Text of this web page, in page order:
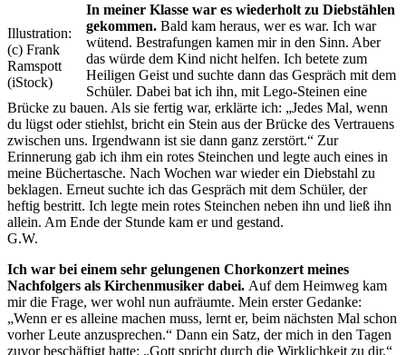
Illustration:
(c) Frank
Ramspott
(iStock)
In meiner Klasse war es wiederholt zu Diebstählen
gekommen. Bald kam heraus, wer es war. Ich war
wütend. Bestrafungen kamen mir in den Sinn. Aber
das würde dem Kind nicht helfen. Ich betete zum
Heiligen Geist und suchte dann das Gespräch mit dem
Schüler. Dabei bat ich ihn, mit Lego-Steinen eine
Brücke zu bauen. Als sie fertig war, erklärte ich: „Jedes Mal, wenn
du lügst oder stiehlst, bricht ein Stein aus der Brücke des Vertrauens
zwischen uns. Irgendwann ist sie dann ganz zerstört.“ Zur
Erinnerung gab ich ihm ein rotes Steinchen und legte auch eines in
meine Büchertasche. Nach Wochen war wieder ein Diebstahl zu
beklagen. Erneut suchte ich das Gespräch mit dem Schüler, der
heftig bestritt. Ich legte mein rotes Steinchen neben ihn und ließ ihn
allein. Am Ende der Stunde kam er und gestand.
G.W.
Ich war bei einem sehr gelungenen Chorkonzert meines
Nachfolgers als Kirchenmusiker dabei. Auf dem Heimweg kam
mir die Frage, wer wohl nun aufräumte. Mein erster Gedanke:
„Wenn er es alleine machen muss, lernt er, beim nächsten Mal schon
vorher Leute anzusprechen.“ Dann ein Satz, der mich in den Tagen
zuvor beschäftigt hatte: „Gott spricht durch die Wirklichkeit zu dir.“